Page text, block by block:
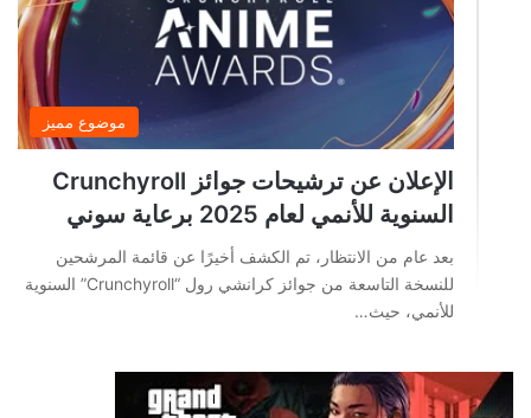
موضوع مميز
الإعلان عن ترشيحات جوائز Crunchyroll
السنوية للأنمي لعام 2025 برعاية سوني
بعد عام من الانتظار، تم الكشف أخيرًا عن قائمة المرشحين
للنسخة التاسعة من جوائز كرانشي رول “Crunchyroll” السنوية
للأنمي، حيث…